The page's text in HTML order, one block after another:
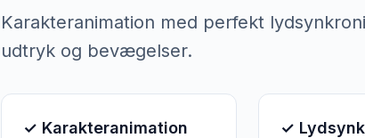
Karakteranimation med perfekt
udtryk og bevægelser.
✓ Karakteranimation ✓